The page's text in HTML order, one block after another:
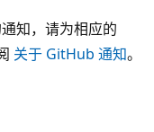
知，请为相应的
关于 GitHub 通知。